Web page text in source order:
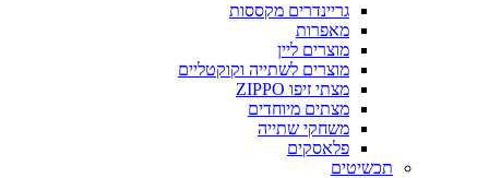
גריינדרים מקססות
מאפרות
מוצרים ליין
מוצרים לשתייה וקוקטליים
מצתי זיפו ZIPPO
מצתים מיוחדים
משחקי שתייה
פלאסקים
תכשיטים